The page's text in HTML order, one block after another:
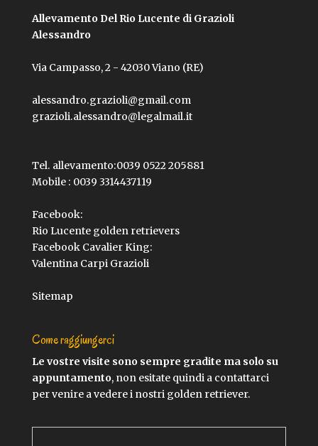
Allevamento Del Rio Lucente di Grazioli
Alessandro
Via Campasso, 2 - 42030 Viano (RE)
alessandro.grazioli@gmail.com
grazioli.alessandro@legalmail.it
Tel. allevamento:0039 0522 205881
Mobile : 0039 3314437119
Facebook:
Rio Lucente golden retrievers
Facebook Cavalier King:
Valentina Carpi Grazioli
Sitemap
Come raggiungerci
Le vostre visite sono sempre gradite ma solo su
appuntamento, non esitate quindi a contattarci
per venire a vedere i nostri golden retriever.